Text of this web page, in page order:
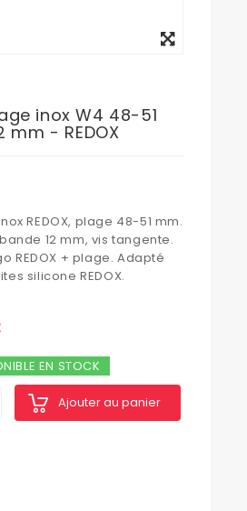
inox W4 48-51
- REDOX
REDOX, plage 48-51 mm.
12 mm, vis tangente.
REDOX + plage. Adapté
silicone REDOX.
EN STOCK
Ajouter au panier